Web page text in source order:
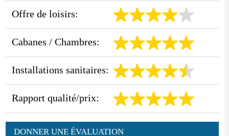
Offre de loisirs:
Cabanes / Chambres:
Installations sanitaires:
Rapport qualité/prix:
DONNER UNE ÉVALUATION